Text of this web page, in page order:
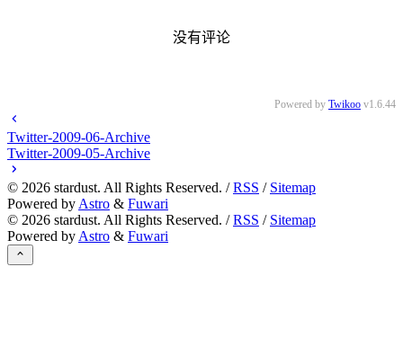
没有评论
Powered by Twikoo v1.6.44
Twitter-2009-06-Archive
Twitter-2009-05-Archive
© 2026 stardust. All Rights Reserved. /RSS / Sitemap
Powered by Astro & Fuwari
© 2026 stardust. All Rights Reserved. /RSS / Sitemap
Powered by Astro & Fuwari